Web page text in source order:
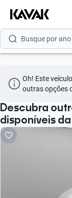
Busque por
Busque por ano
Oh! Este
outras opções
Descubra
disponíveis